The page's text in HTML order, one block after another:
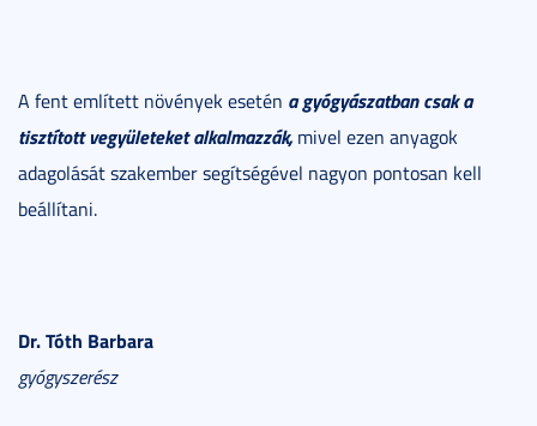
A fent említett növények esetén a gyógyászatban csak a
tisztított vegyületeket alkalmazzák,mivel ezen anyagok
adagolását szakember segítségével nagyon pontosan kell
beállítani.
Dr. Tóth Barbara
gyógyszerész